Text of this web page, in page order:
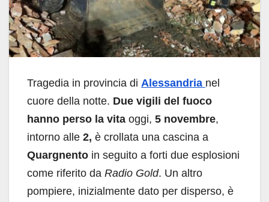
Tragedia in provincia di Alessandria nel
cuore della notte. Due vigili del fuoco
hanno perso la vita oggi, 5 novembre,
intorno alle 2, è crollata una cascina a
Quargnento in seguito a forti due esplosioni
come riferito da Radio Gold. Un altro
pompiere, inizialmente dato per disperso, è